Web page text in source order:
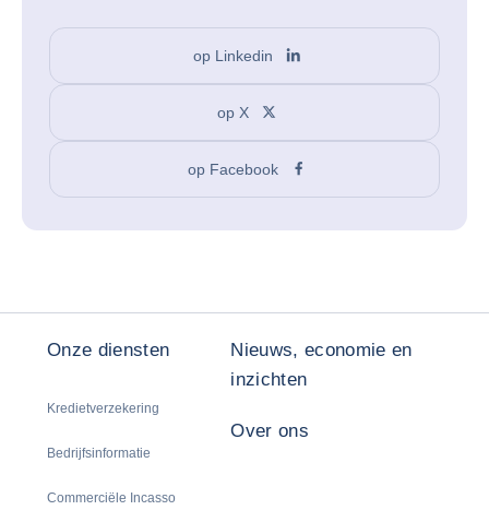
op Linkedin
op X
op Facebook
Onze diensten
Kredietverzekering
Bedrijfsinformatie
Commerciële Incasso
Nieuws, economie en
inzichten
Over ons